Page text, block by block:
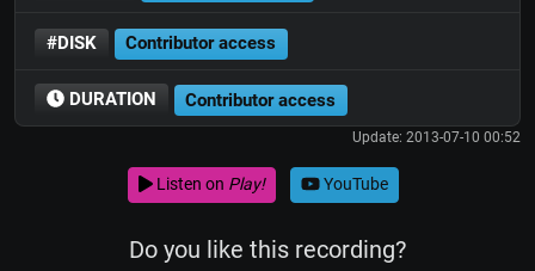
#DISK Contributor access
DURATION Contributor access
Update: 2013-07-10 00:52
Listen on Play! YouTube
Do you like this recording?